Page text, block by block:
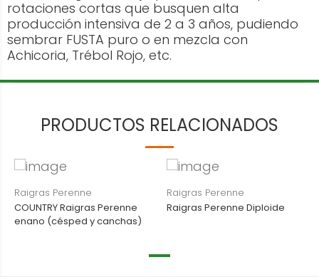
rotaciones cortas que busquen alta
producción intensiva de 2 a 3 años, pudiendo
sembrar FUSTA puro o en mezcla con
Achicoria, Trébol Rojo, etc.
PRODUCTOS RELACIONADOS
Raigras Perenne
COUNTRY Raigras Perenne
enano (césped y canchas)
Raigras Perenne
Raigras Perenne Diploide